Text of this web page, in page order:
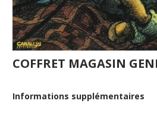
COFFRET MAGASIN
Informations supplémentaires